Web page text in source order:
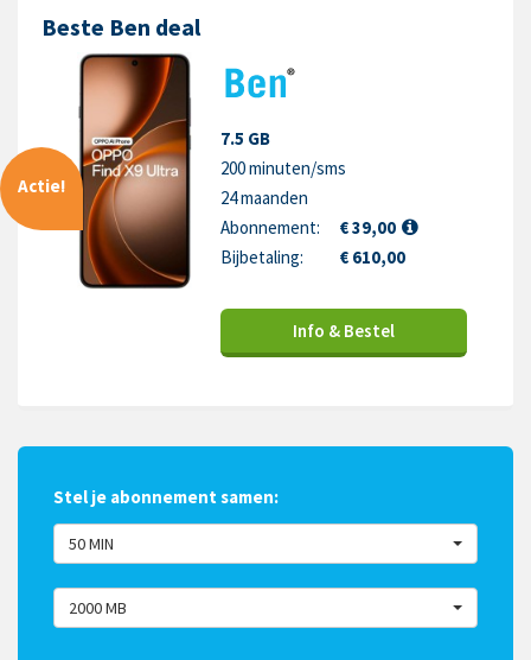
Beste Ben deal
Actie!
7.5 GB
200 minuten/sms
24 maanden
Abonnement:
€ 39,00
Bijbetaling:
€ 610,00
Info & Bestel
Stel je abonnement samen:
50 MIN
2000 MB